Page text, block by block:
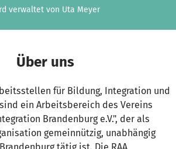
verwaltet von Uta Meyer
Über uns
für Bildung, Integration und
sind ein Arbeitsbereich des Vereins
Brandenburg e.V.", der als
gemeinnützig, unabhängig